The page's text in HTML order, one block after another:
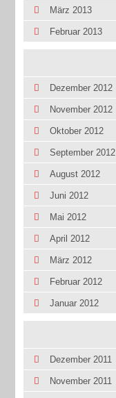
März 2013
Februar 2013
Dezember 2012
November 2012
Oktober 2012
September 2012
August 2012
Juni 2012
Mai 2012
April 2012
März 2012
Februar 2012
Januar 2012
Dezember 2011
November 2011